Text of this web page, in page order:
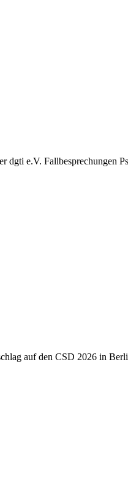
e.V. Fallbesprechungen
auf den CSD 2026 in